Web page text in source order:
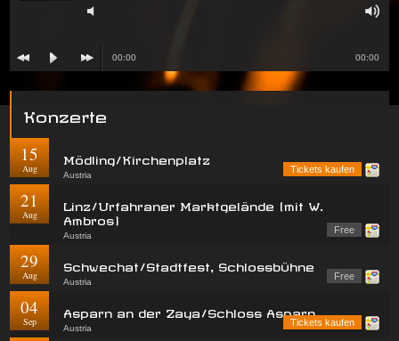
00:00 00:00
Konzerte
15
Aug
Mödling/Kirchenplatz
Austria
Tickets kaufen
21
Aug
Linz/Urfahraner Marktgelände (mit W.
Ambros)
Austria
Free
29
Aug
Schwechat/Stadtfest, Schlossbühne
Austria
Free
04
Sep
Asparn an der Zaya/Schloss Asparn
Austria
Tickets kaufen